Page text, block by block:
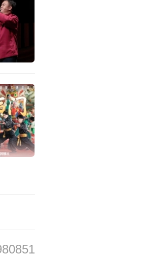
还
成
《好
丽小
热搜
中，
性和
美